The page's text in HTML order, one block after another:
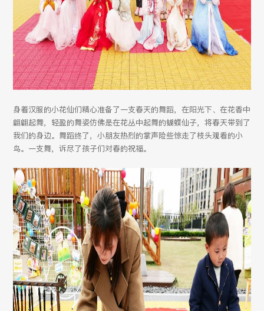
身着汉服的小花仙们精心准备了一支春天的舞蹈，在阳光下、在花香中
翩翩起舞，轻盈的舞姿仿佛是在花丛中起舞的蝴蝶仙子，将春天带到了
我们的身边。舞蹈终了，小朋友热烈的掌声险些惊走了枝头观看的小
鸟。一支舞，诉尽了孩子们对春的祝福。